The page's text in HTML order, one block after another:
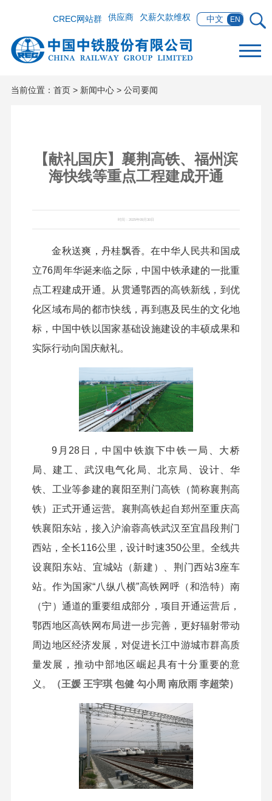
中文 EN
欠薪欠款维权
供应商
CREC网站群
当前位置： 首页> 新闻中心> 公司要闻
【献礼国庆】襄荆高铁、福州滨
海快线等重点工程建成开通
时间：2025年09月30日
金秋送爽，丹桂飘香。在中华人民共和国成
立76周年华诞来临之际，中国中铁承建的一批重
点工程建成开通。从贯通鄂西的高铁新线，到优
化区域布局的都市快线，再到惠及民生的文化地
标，中国中铁以国家基础设施建设的丰硕成果和
实际行动向国庆献礼。
9月28日，中国中铁旗下中铁一局、大桥
局、建工、武汉电气化局、北京局、设计、华
铁、工业等参建的襄阳至荆门高铁（简称襄荆高
铁）正式开通运营。襄荆高铁起自郑州至重庆高
铁襄阳东站，接入沪渝蓉高铁武汉至宜昌段荆门
西站，全长116公里，设计时速350公里。全线共
设襄阳东站、宜城站（新建）、荆门西站3座车
站。作为国家“八纵八横”高铁网呼（和浩特）南
（宁）通道的重要组成部分，项目开通运营后，
鄂西地区高铁网布局进一步完善，更好辐射带动
周边地区经济发展，对促进长江中游城市群高质
量发展，推动中部地区崛起具有十分重要的意
义。
（王媛 王宇琪 包健 勾小周 南欣雨 李超荣）